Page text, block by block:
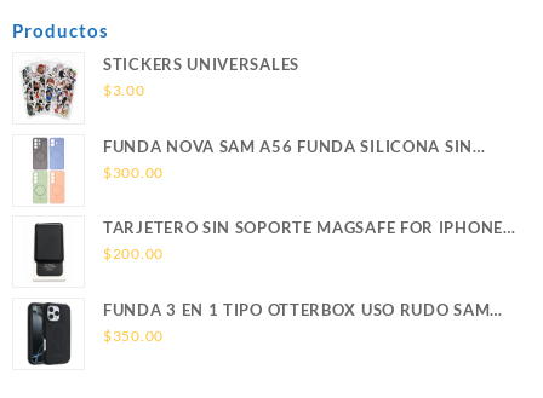
Productos
STICKERS UNIVERSALES
$3.00
FUNDA NOVA SAM A56 FUNDA SILICONA SIN
SOPORTE MAGNETICO SAMSUNG
$300.00
TARJETERO SIN SOPORTE MAGSAFE FOR IPHONE
LEATHER WALLET MAGSAFE
$200.00
FUNDA 3 EN 1 TIPO OTTERBOX USO RUDO SAM
S26 ULTRA SAMSUNG S26 ULTRA
$350.00